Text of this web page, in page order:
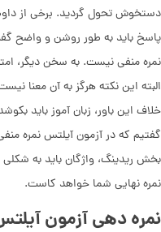
دستخوش تحول گردید. برخی از
پاسخ باید به طور روشن و واضح
البته این نکته هرگز به آن معنا
خلاف این باور، زبان آموز باید
گفتیم که در آزمون آیلتس نمره
بخش ریدینگ، واژگان باید به
نمره نهایی شما خواهد کاست.
نمره دهی آزمون